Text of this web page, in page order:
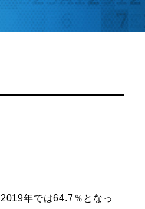
年では64.7％となっ